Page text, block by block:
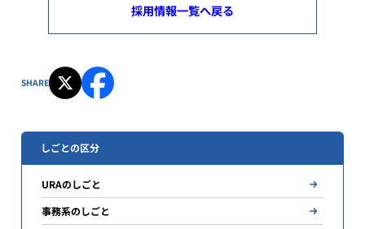
採用情報一覧へ戻る
SHARE
しごとの区分
URAのしごと
事務系のしごと